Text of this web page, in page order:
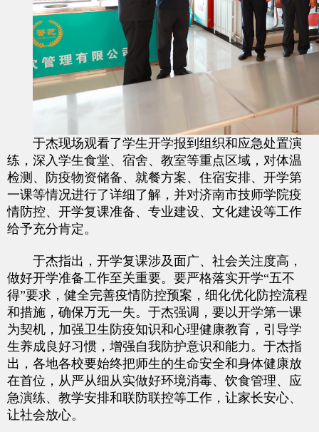
于杰现场观看了学生开学报到组织和应急处置演
练，深入学生食堂、宿舍、教室等重点区域，对体温
检测、防疫物资储备、就餐方案、住宿安排、开学第
一课等情况进行了详细了解，并对济南市技师学院疫
情防控、开学复课准备、专业建设、文化建设等工作
给予充分肯定。
于杰指出，开学复课涉及面广、社会关注度高，
做好开学准备工作至关重要。要严格落实开学“五不
得”要求，健全完善疫情防控预案，细化优化防控流程
和措施，确保万无一失。于杰强调，要以开学第一课
为契机，加强卫生防疫知识和心理健康教育，引导学
生养成良好习惯，增强自我防护意识和能力。于杰指
出，各地各校要始终把师生的生命安全和身体健康放
在首位，从严从细从实做好环境消毒、饮食管理、应
急演练、教学安排和联防联控等工作，让家长安心、
让社会放心。